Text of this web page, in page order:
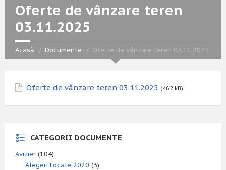
Oferte de vânzare teren
03.11.2025
Acasă Documente Oferte de vânzare teren 03.11.2025
Oferte de vânzare teren 03.11.2025 (462 kB)
CATEGORII DOCUMENTE
Avizier (104)
Alegeri Locale 2020 (3)